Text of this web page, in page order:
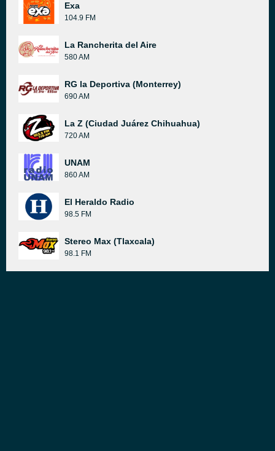
Exa
104.9 FM
La Rancherita del Aire
580 AM
RG la Deportiva (Monterrey)
690 AM
La Z (Ciudad Juárez Chihuahua)
720 AM
UNAM
860 AM
El Heraldo Radio
98.5 FM
Stereo Max (Tlaxcala)
98.1 FM